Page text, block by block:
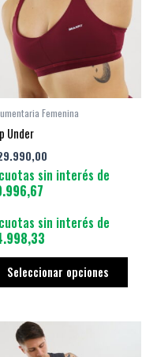
Femenina
Under
sin interés de
sin interés de
Seleccionar opciones
se